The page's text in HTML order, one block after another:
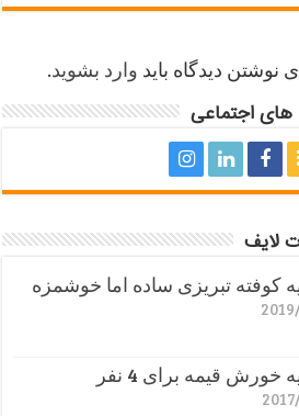
نوشتن دیدگاه باید وارد بشوید.
های اجتماعی
لایف
کوفته تبریزی ساده اما خوشمزه
خورش قیمه برای 4 نفر